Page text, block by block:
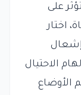
على
اختار
إشعال
الاحتيال
الأوضاع